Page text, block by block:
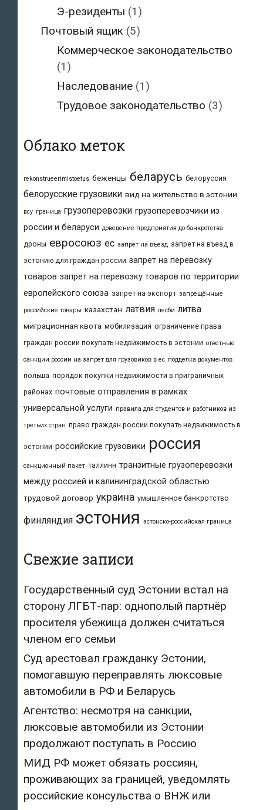
Э-резиденты (1)
Почтовый ящик(5)
Коммерческое законодательство
(1)
Наследование (1)
Трудовое законодательство (3)
Облако меток
rekonstrueerimistoetus беженцы беларусь белоруссия
белорусские грузовики вид на жительство в эстонии
всу граница грузоперевозки грузоперевозчики из
россии и беларуси доведение предприятия до банкротства
дроны евросоюз ес запрет на въезд запрет на въезд в
эстонию для граждан россии запрет на перевозку
товаров запрет на перевозку товаров по территории
европейского союза запрет на экспорт запрещённые
российские товары казахстан латвия лесби литва
миграционная квота мобилизация ограничение права
граждан россии покупать недвижимость в эстонии ответные
санкции россии на запрет для грузовиков в ес подделка документов
польша порядок покупки недвижимости в приграничных
районах почтовые отправления в рамках
универсальной услуги правила для студентов и работников из
третьих стран право граждан россии покупать недвижимость в
эстонии российские грузовики россия
санкционный пакет таллинн транзитные грузоперевозки
между россией и калининградской областью
трудовой договор украина умышленное банкротство
финляндия эстония эстонско-российская граница
Свежие записи
Государственный суд Эстонии встал на
сторону ЛГБТ-пар: однополый партнёр
просителя убежища должен считаться
членом его семьи
Суд арестовал гражданку Эстонии,
помогавшую переправлять люксовые
автомобили в РФ и Беларусь
Агентство: несмотря на санкции,
люксовые автомобили из Эстонии
продолжают поступать в Россию
МИД РФ может обязать россиян,
проживающих за границей, уведомлять
российские консульства о ВНЖ или